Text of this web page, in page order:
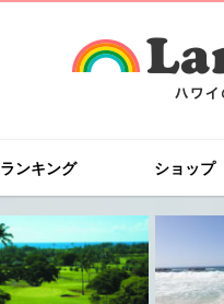
ランキング ショップ